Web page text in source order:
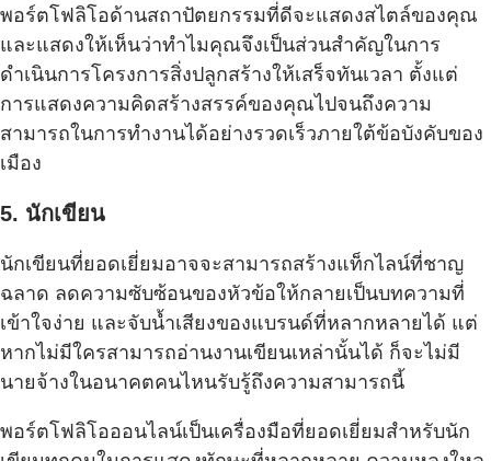
พอร์ตโฟลิโอด้านสถาปัตยกรรมที่ดีจะแสดงสไตล์ของคุณ
และแสดงให้เห็นว่าทำไมคุณจึงเป็นส่วนสำคัญในการ
ดำเนินการโครงการสิ่งปลูกสร้างให้เสร็จทันเวลา ตั้งแต่
การแสดงความคิดสร้างสรรค์ของคุณไปจนถึงความ
สามารถในการทำงานได้อย่างรวดเร็วภายใต้ข้อบังคับของ
เมือง
5. นักเขียน
นักเขียนที่ยอดเยี่ยมอาจจะสามารถสร้างแท็กไลน์ที่ชาญ
ฉลาด ลดความซับซ้อนของหัวข้อให้กลายเป็นบทความที่
เข้าใจง่าย และจับน้ำเสียงของแบรนด์ที่หลากหลายได้ แต่
หากไม่มีใครสามารถอ่านงานเขียนเหล่านั้นได้ ก็จะไม่มี
นายจ้างในอนาคตคนไหนรับรู้ถึงความสามารถนี้
พอร์ตโฟลิโอออนไลน์เป็นเครื่องมือที่ยอดเยี่ยมสำหรับนัก